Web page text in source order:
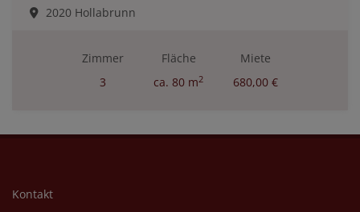
2020 Hollabrunn
Zimmer
3
Fläche
ca. 80 m2
Miete
680,00 €
Kontakt